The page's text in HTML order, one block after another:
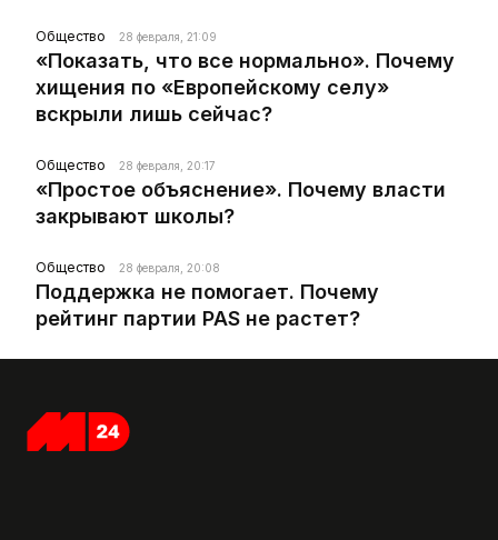
Общество 28 февраля, 21:09
«Показать, что все нормально». Почему
хищения по «Европейскому селу»
вскрыли лишь сейчас?
Общество 28 февраля, 20:17
«Простое объяснение». Почему власти
закрывают школы?
Общество 28 февраля, 20:08
Поддержка не помогает. Почему
рейтинг партии PAS не растет?